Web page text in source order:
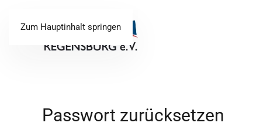
Zum Hauptinhalt springen
Passwort zurücksetzen